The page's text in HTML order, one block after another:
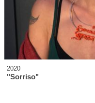
2020
"Sorriso"